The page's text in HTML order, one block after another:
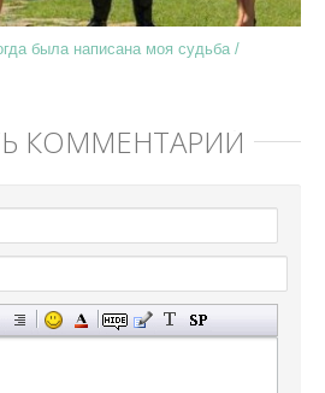
была написана моя судьба /
КОММЕНТАРИЙ